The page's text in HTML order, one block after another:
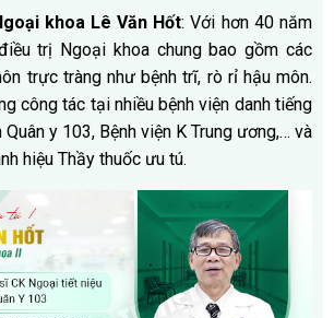
khoa Lê Văn Hốt: Với hơn 40 năm
trị Ngoại khoa chung bao gồm các
trực tràng như bệnh trĩ, rò rỉ hậu môn.
công tác tại nhiều bệnh viện danh tiếng
Quân y 103, Bệnh viện K Trung ương,… và
hiệu Thầy thuốc ưu tú.